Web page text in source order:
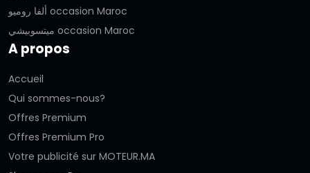
ألفا روميو occasion Maroc
ميتسوبيشي occasion Maroc
A propos
Accueil
Qui sommes-nous?
Offres Premium
Offres Premium Pro
Votre publicité sur MOTEUR.MA